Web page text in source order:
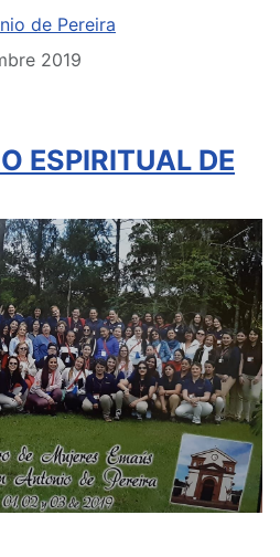
de Pereira
2019
ESPIRITUAL DE